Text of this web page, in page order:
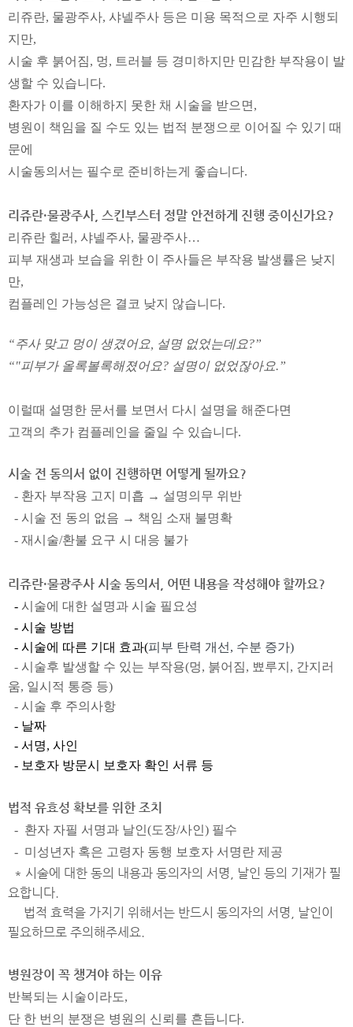
리쥬란, 물광주사, 샤넬주사 등은 미용 목적으로 자주 시행되
지만,
시술 후 붉어짐, 멍, 트러블 등 경미하지만 민감한 부작용이 발
생할 수 있습니다.
환자가 이를 이해하지 못한 채 시술을 받으면,
병원이 책임을 질 수도 있는 법적 분쟁으로 이어질 수 있기 때
문에
시술동의서는 필수로 준비하는게 좋습니다.
리쥬란·물광주사, 스킨부스터 정말 안전하게 진행 중이신가요?
리쥬란 힐러, 샤넬주사, 물광주사…
피부 재생과 보습을 위한 이 주사들은 부작용 발생률은 낮지
만,
컴플레인 가능성은 결코 낮지 않습니다.
“주사 맞고 멍이 생겼어요, 설명 없었는데요?”
“"피부가 올록볼록해졌어요? 설명이 없었잖아요.”
이럴때 설명한 문서를 보면서 다시 설명을 해준다면
고객의 추가 컴플레인을 줄일 수 있습니다.
시술 전 동의서 없이 진행하면 어떻게 될까요?
- 환자 부작용 고지 미흡 → 설명의무 위반
- 시술 전 동의 없음 → 책임 소재 불명확
- 재시술/환불 요구 시 대응 불가
리쥬란·물광주사 시술 동의서, 어떤 내용을 작성해야 할까요?
- 시술에 대한 설명과 시술 필요성
- 시술 방법
- 시술에 따른 기대 효과(피부 탄력 개선, 수분 증가)
- 시술후 발생할 수 있는 부작용(멍, 붉어짐, 뾰루지, 간지러
움, 일시적 통증 등)
- 시술 후 주의사항
- 날짜
- 서명, 사인
- 보호자 방문시 보호자 확인 서류 등
법적 유효성 확보를 위한 조치
- 환자 자필 서명과 날인(도장/사인) 필수
- 미성년자 혹은 고령자 동행 보호자 서명란 제공
* 시술에 대한 동의 내용과 동의자의 서명, 날인 등의 기재가 필
요합니다.
법적 효력을 가지기 위해서는 반드시 동의자의 서명, 날인이
필요하므로 주의해주세요.
병원장이 꼭 챙겨야 하는 이유
반복되는 시술이라도,
단 한 번의 분쟁은 병원의 신뢰를 흔듭니다.